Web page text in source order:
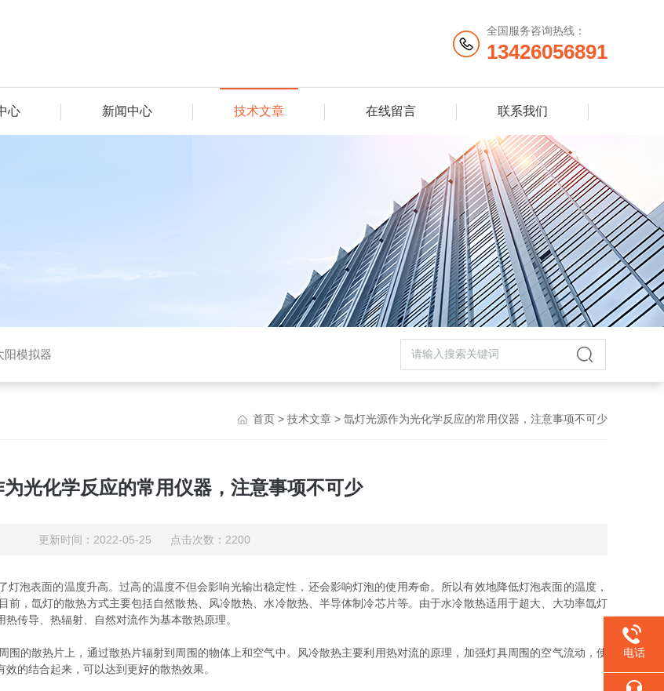
全国服务咨询热线：
13426056891
心 新闻中心 技术文章 在线留言 联系我们
阳模拟器
首页 > 技术文章 > 氙灯光源作为光化学反应的常用仪器，注意事项不可少
光化学反应的常用仪器，注意事项不可少
更新时间：2022-05-25 点击次数：2200
泡表面的温度升高。过高的温度不但会影响光输出稳定性，还会影响灯泡的使用寿命。所以有效地降低灯泡表面的温度，
，氙灯的散热方式主要包括自然散热、风冷散热、水冷散热、半导体制冷芯片等。由于水冷散热适用于超大、大功率氙灯
传导、热辐射、自然对流作为基本散热原理。
散热片上，通过散热片辐射到周围的物体上和空气中。风冷散热主要利用热对流的原理，加强灯具周围的空气流动，使
的结合起来，可以达到更好的散热效果。
电话